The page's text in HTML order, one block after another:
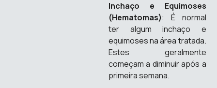
Inchaço e Equimoses
(Hematomas): É normal
ter algum inchaço e
equimoses na área tratada.
Estes geralmente
começam a diminuir após a
primeira semana.